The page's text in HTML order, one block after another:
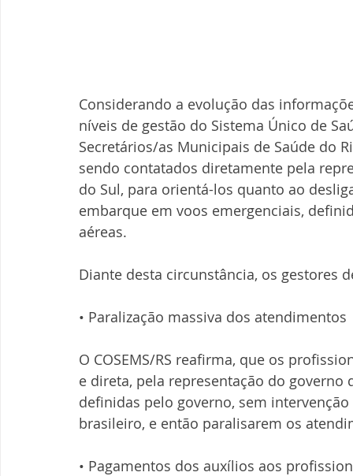
Considerando a evolução das
níveis de gestão do Sistema Único de
Secretários/as Municipais de Saúde do
sendo contatados diretamente pela
do Sul, para orientá-los quanto ao
embarque em voos emergenciais,
aéreas.
Diante desta circunstância, os gestores
• Paralização massiva dos atendimentos
O COSEMS/RS reafirma, que os
e direta, pela representação do governo
definidas pelo governo, sem
brasileiro, e então paralisarem os
• Pagamentos dos auxílios aos